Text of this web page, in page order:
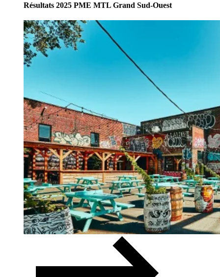
Résultats 2025 PME MTL Grand Sud-Ouest